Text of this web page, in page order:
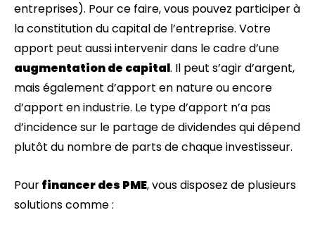
entreprises). Pour ce faire, vous pouvez participer à
la constitution du capital de l’entreprise. Votre
apport peut aussi intervenir dans le cadre d’une
augmentation de capital. Il peut s’agir d’argent,
mais également d’apport en nature ou encore
d’apport en industrie. Le type d’apport n’a pas
d’incidence sur le partage de dividendes qui dépend
plutôt du nombre de parts de chaque investisseur.
Pourfinancer des PME, vous disposez de plusieurs
solutions comme :